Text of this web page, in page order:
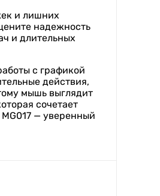
и лишних
надежность
и длительных
с графикой
действия,
мышь выглядит
сочетает
— уверенный